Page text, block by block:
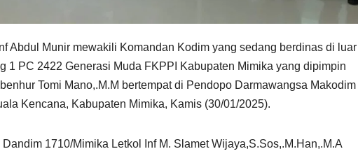
Abdul Munir mewakili Komandan Kodim yang sedang berdinas di luar
1 PC 2422 Generasi Muda FKPPI Kabupaten Mimika yang dipimpin
Tomi Mano,.M.M bertempat di Pendopo Darmawangsa Makodim
Kencana, Kabupaten Mimika, Kamis (30/01/2025).
1710/Mimika Letkol Inf M. Slamet Wijaya,S.Sos,.M.Han,.M.A